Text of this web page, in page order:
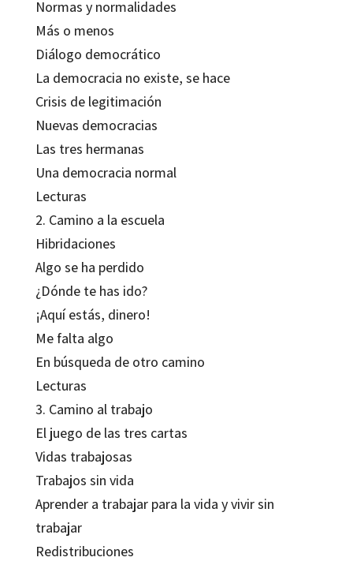
Normas y normalidades
Más o menos
Diálogo democrático
La democracia no existe, se hace
Crisis de legitimación
Nuevas democracias
Las tres hermanas
Una democracia normal
Lecturas
2. Camino a la escuela
Hibridaciones
Algo se ha perdido
¿Dónde te has ido?
¡Aquí estás, dinero!
Me falta algo
En búsqueda de otro camino
Lecturas
3. Camino al trabajo
El juego de las tres cartas
Vidas trabajosas
Trabajos sin vida
Aprender a trabajar para la vida y vivir sin
trabajar
Redistribuciones